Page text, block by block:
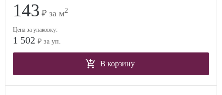
143 ₽ за м2
Цена за упаковку:
1 502 ₽ за уп.
В корзину